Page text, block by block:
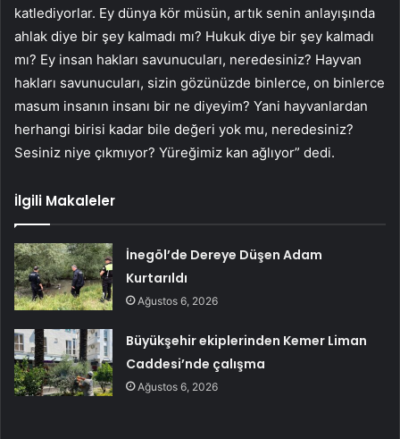
katlediyorlar. Ey dünya kör müsün, artık senin anlayışında
ahlak diye bir şey kalmadı mı? Hukuk diye bir şey kalmadı
mı? Ey insan hakları savunucuları, neredesiniz? Hayvan
hakları savunucuları, sizin gözünüzde binlerce, on binlerce
masum insanın insanı bir ne diyeyim? Yani hayvanlardan
herhangi birisi kadar bile değeri yok mu, neredesiniz?
Sesiniz niye çıkmıyor? Yüreğimiz kan ağlıyor” dedi.
İlgili Makaleler
İnegöl’de Dereye Düşen Adam
Kurtarıldı
Ağustos 6, 2026
Büyükşehir ekiplerinden Kemer Liman
Caddesi’nde çalışma
Ağustos 6, 2026